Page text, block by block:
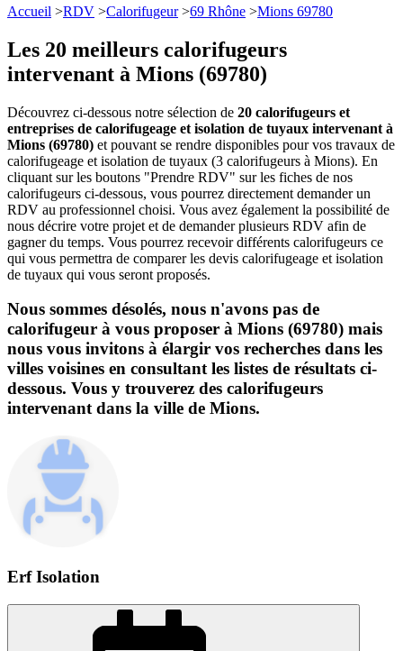
Accueil >RDV >Calorifugeur>69 Rhône >Mions 69780
Les 20 meilleurs calorifugeurs
intervenant à Mions (69780)
Découvrez ci-dessous notre sélection de 20 calorifugeurs et
entreprises de calorifugeage et isolation de tuyaux intervenant à
Mions (69780) et pouvant se rendre disponibles pour vos travaux de
calorifugeage et isolation de tuyaux (3 calorifugeurs à Mions). En
cliquant sur les boutons "Prendre RDV" sur les fiches de nos
calorifugeurs ci-dessous, vous pourrez directement demander un
RDV au professionnel choisi. Vous avez également la possibilité de
nous décrire votre projet et de demander plusieurs RDV afin de
gagner du temps. Vous pourrez recevoir différents calorifugeurs ce
qui vous permettra de comparer les devis calorifugeage et isolation
de tuyaux qui vous seront proposés.
Nous sommes désolés, nous n'avons pas de
calorifugeur à vous proposer à Mions (69780) mais
nous vous invitons à élargir vos recherches dans les
villes voisines en consultant les listes de résultats ci-
dessous. Vous y trouverez des calorifugeurs
intervenant dans la ville de Mions.
Erf Isolation